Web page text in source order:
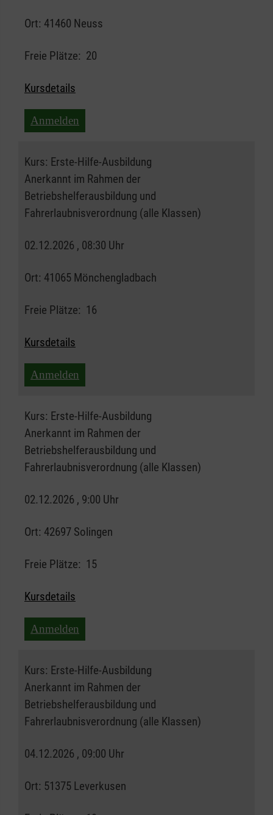
Ort: 41460 Neuss
Freie Plätze: 20
Kursdetails
Anmelden
Kurs: Erste-Hilfe-Ausbildung
Anerkannt im Rahmen der
Betriebshelferausbildung und
Fahrerlaubnisverordnung (alle Klassen)
02.12.2026 , 08:30 Uhr
Ort: 41065 Mönchengladbach
Freie Plätze: 16
Kursdetails
Anmelden
Kurs: Erste-Hilfe-Ausbildung
Anerkannt im Rahmen der
Betriebshelferausbildung und
Fahrerlaubnisverordnung (alle Klassen)
02.12.2026 , 9:00 Uhr
Ort: 42697 Solingen
Freie Plätze: 15
Kursdetails
Anmelden
Kurs: Erste-Hilfe-Ausbildung
Anerkannt im Rahmen der
Betriebshelferausbildung und
Fahrerlaubnisverordnung (alle Klassen)
04.12.2026 , 09:00 Uhr
Ort: 51375 Leverkusen